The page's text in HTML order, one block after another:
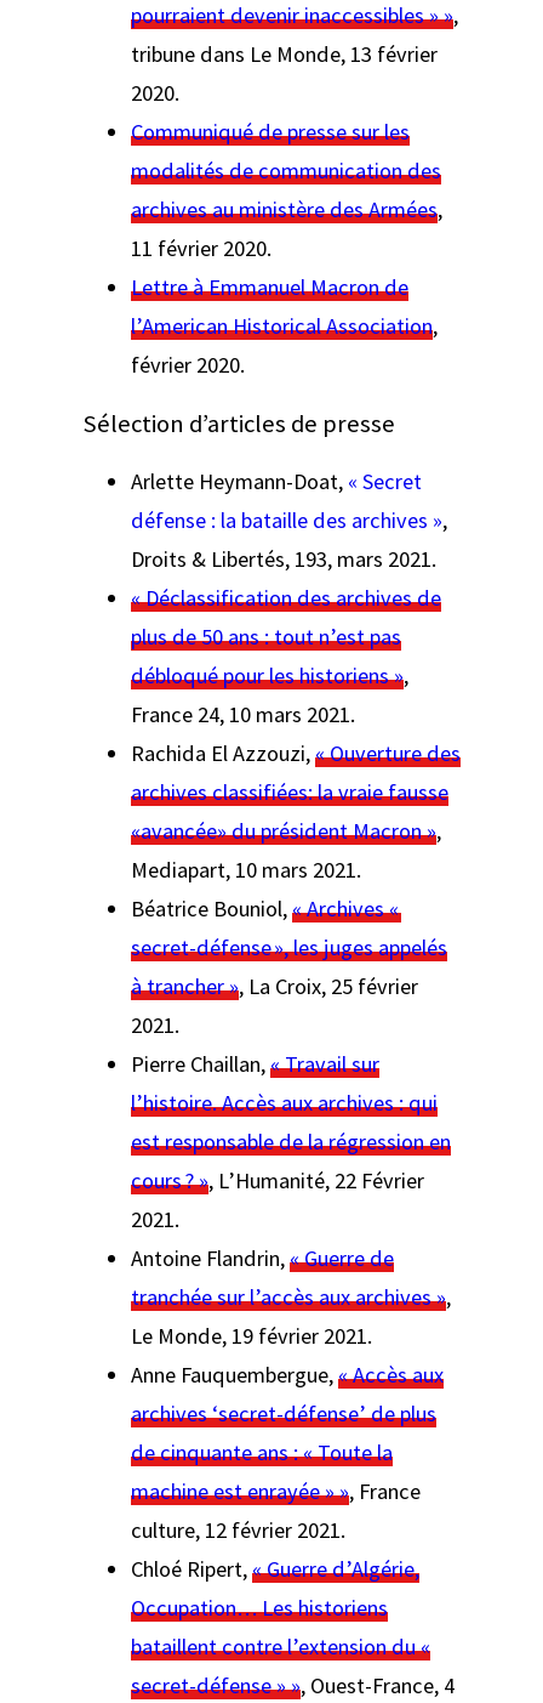
pourraient devenir inaccessibles » »,
tribune dans Le Monde, 13 février
2020.
Communiqué de presse sur les
modalités de communication des
archives au ministère des Armées,
11 février 2020.
Lettre à Emmanuel Macron de
l’American Historical Association,
février 2020.
Sélection d’articles de presse
Arlette Heymann-Doat, « Secret
défense : la bataille des archives »,
Droits & Libertés, 193, mars 2021.
« Déclassification des archives de
plus de 50 ans : tout n’est pas
débloqué pour les historiens »,
France 24, 10 mars 2021.
Rachida El Azzouzi,« Ouverture des
archives classifiées: la vraie fausse
«avancée» du président Macron »,
Mediapart, 10 mars 2021.
Béatrice Bouniol,« Archives «
secret-défense », les juges appelés
à trancher », La Croix, 25 février
2021.
Pierre Chaillan,« Travail sur
l’histoire. Accès aux archives : qui
est responsable de la régression en
cours ? », L’Humanité, 22 Février
2021.
Antoine Flandrin,« Guerre de
tranchée sur l’accès aux archives »,
Le Monde, 19 février 2021.
Anne Fauquembergue,« Accès aux
archives ‘secret-défense’ de plus
de cinquante ans : « Toute la
machine est enrayée » », France
culture, 12 février 2021.
Chloé Ripert,« Guerre d’Algérie,
Occupation… Les historiens
bataillent contre l’extension du «
secret-défense » », Ouest-France, 4